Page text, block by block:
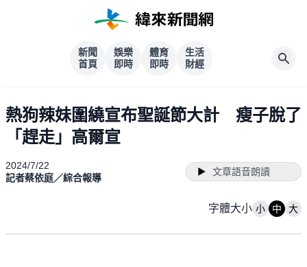
新聞
首頁
娛樂
即時
體育
即時
生活
財經
熱狗辣妹圍繞宣布聖誕節大計 瘦子脫了
「趕走」高爾宣
2024/7/22
記者蔡依庭／綜合報導
文章語音朗讀
字體大小 小 中 大